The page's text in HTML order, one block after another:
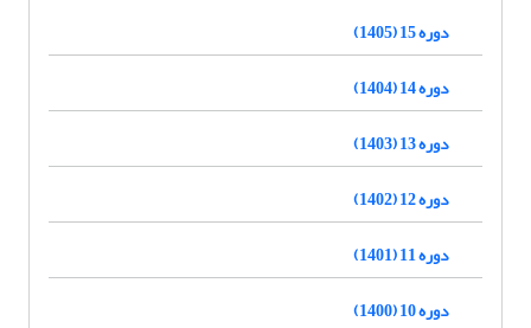
دوره 15 (1405)
دوره 14 (1404)
دوره 13 (1403)
دوره 12 (1402)
دوره 11 (1401)
دوره 10 (1400)